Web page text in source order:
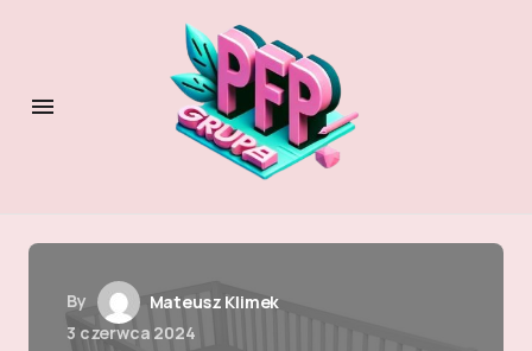
By
Mateusz Klimek
3 czerwca 2024